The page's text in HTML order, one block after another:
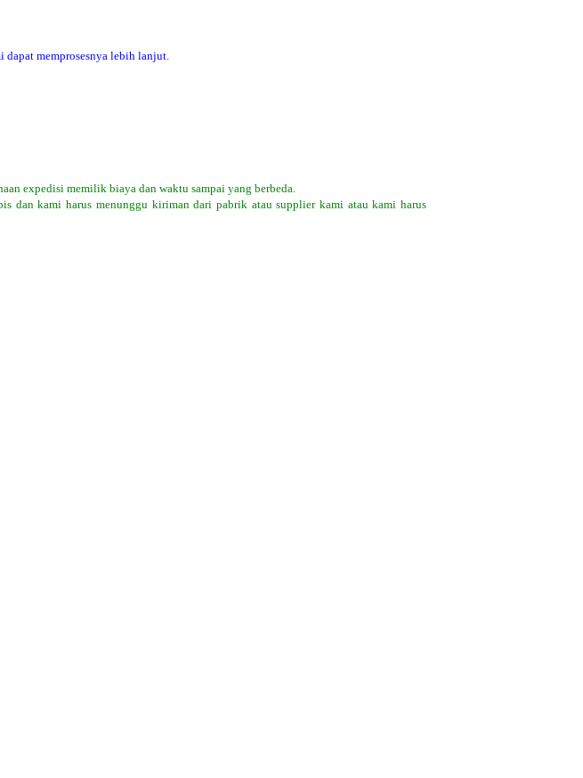
dapat memprosesnya lebih lanjut.
expedisi memilik biaya dan waktu sampai yang berbeda.
dan kami harus menunggu kiriman dari pabrik atau supplier kami atau kami harus